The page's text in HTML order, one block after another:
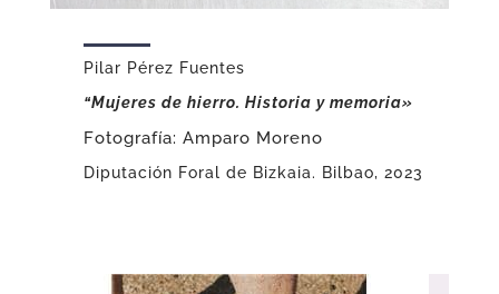
Pilar Pérez Fuentes
“Mujeres de hierro. Historia y memoria»
Fotografía: Amparo Moreno
Diputación Foral de Bizkaia. Bilbao, 2023